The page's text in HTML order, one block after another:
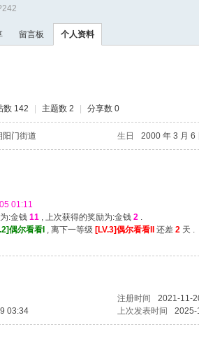
留言板 个人资料
数 142 主题数 2 分享数 0
阳门街道 生日 2000 年 3 月 6
01:11
:金钱 11, 上次获得的奖励为:金钱 2.
偶尔看看I , 离下一等级 [LV.3]偶尔看看II 还差 2天 .
注册时间
2021-11-
03:34 上次发表时间 2025-